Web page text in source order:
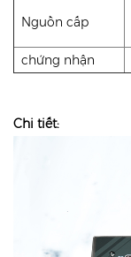
Nguồn cấp
chứng nhận
Chi tiết: